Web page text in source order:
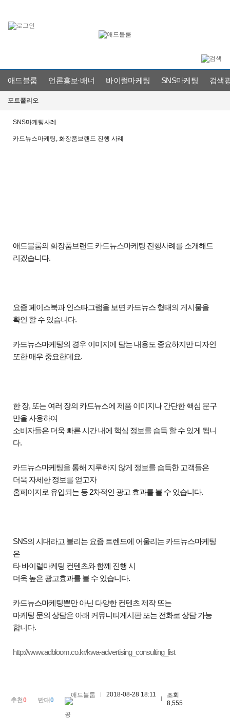
애드블룸 언론홍보·배너 바이럴마케팅 SNS마케팅 검색
언론홍보사례
포트폴리오
SNS마케팅사례
카드뉴스마케팅, 화장품브랜드 진행 사례
애드블룸의 화장품브랜드 카드뉴스마케팅 진행사례를 소개해드
리겠습니다.
요즘 페이스북과 인스타그램을 보면 카드뉴스 형태의 게시물을
확인 할 수 있습니다.
카드뉴스마케팅의 경우 이미지에 담는 내용도 중요하지만 디자인
또한 매우 중요한데요.
한 장, 또는 여러 장의 카드뉴스에 제품 이미지나 간단한 핵심 문구
만을 사용하여
소비자들은 더욱 빠른 시간 내에 핵심 정보를 습득 할 수 있게 됩니
다.
카드뉴스마케팅을 통해 지루하지 않게 정보를 습득한 고객들은
더욱 자세한 정보를 얻고자
홈페이지로 유입되는 등 2차적인 광고 효과를 볼 수 있습니다.
SNS의 시대라고 불리는 요즘 트렌드에 어울리는 카드뉴스마케팅
은
타 바이럴마케팅 컨텐츠와 함께 진행 시
더욱 높은 광고효과를 볼 수 있습니다.
카드뉴스마케팅뿐만 아닌 다양한 컨텐츠 제작 또는
마케팅 문의 상담은 아래 커뮤니티게시판 또는 전화로 상담 가능
합니다.
http://www.adbloom.co.kr/kwa-advertising_consulting_list
추천0 반대0
애드블룸 2018-08-28 18:11
조회
8,555